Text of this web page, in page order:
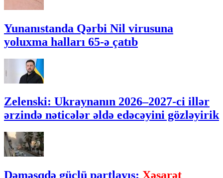
Yunanıstanda Qərbi Nil virusuna
yoluxma halları 65-ə çatıb
Zelenski: Ukraynanın 2026–2027-ci illər
ərzində nəticələr əldə edəcəyini gözləyirik
Dəməşqdə güclü partlayış: Xəsarət